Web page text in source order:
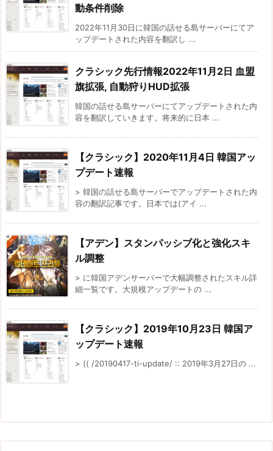
動条件削除
2022年11月30日に韓国の話せる島サーバーにてア
ップデートされた内容を翻訳し ...
クラシック先行情報2022年11月2日 血盟
旗拡張, 自動狩りHUD拡張
韓国の話せる島サーバーにてアップデートされた内
容を翻訳していきます。将来的に日本 ...
【クラシック】2020年11月4日 韓国アッ
プデート速報
> 韓国の話せる島サーバーでアップデートされた内
容の翻訳記事です。日本では(アイ ...
【アデン】スタンパッシブ化と強化スキ
ル調整
> に韓国アデンサーバーで大幅調整されたスキル詳
細一覧です。大規模アップデートの ...
【クラシック】2019年10月23日 韓国ア
ップデート速報
> (( /20190417-ti-update/ :: 2019年3月27日の ...